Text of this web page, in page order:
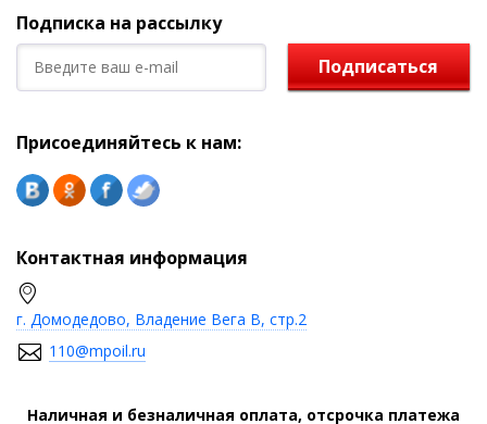
Подписка на рассылку
Подписаться
Присоединяйтесь к нам:
Контактная информация
г. Домодедово, Владение Вега В, стр.2
110@mpoil.ru
Наличная и безналичная оплата, отсрочка платежа